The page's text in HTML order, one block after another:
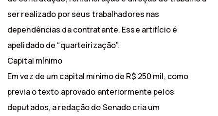
ser realizado por seus trabalhadores nas
dependências da contratante. Esse artifício é
apelidado de “quarteirização”.
Capital mínimo
Em vez de um capital mínimo de R$ 250 mil, como
previa o texto aprovado anteriormente pelos
deputados, a redação do Senado cria um